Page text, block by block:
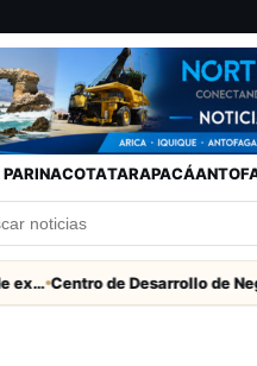
TARAPACÁ
que robaba cables en Cerro Chuño